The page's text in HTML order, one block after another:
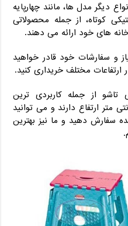
دیگر مدل ها، مانند چهارپایه
کوتاه، از جمله محصولاتی
های خود ارائه می دهند.
و سفارشات خود قادر خواهید
ارتفاعات مختلف خریداری کنید.
تاشو از جمله کاربردی ترین
ها هستند که 18 تا 48 سانتی متر ارتفاع دارند و می توانید
سفارش دهید و ما نیز بهترین